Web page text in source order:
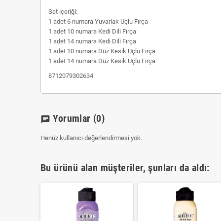
Set içeriği:
1 adet 6 numara Yuvarlak Uçlu Fırça
1 adet 10 numara Kedi Dili Fırça
1 adet 14 numara Kedi Dili Fırça
1 adet 10 numara Düz Kesik Uçlu Fırça
1 adet 14 numara Düz Kesik Uçlu Fırça
8712079302634
chat Yorumlar (0)
Henüz kullanıcı değerlendirmesi yok.
Bu ürünü alan müşteriler, şunları da aldı: